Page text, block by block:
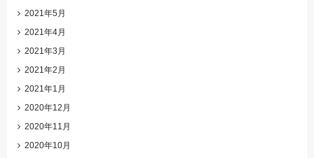
2021年5月
2021年4月
2021年3月
2021年2月
2021年1月
2020年12月
2020年11月
2020年10月